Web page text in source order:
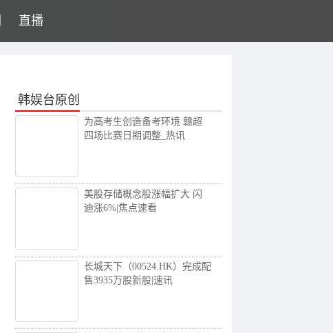
直播
韩娱台原创
为高考生创造备考环境 赣超
四场比赛日期调整_热讯
美股存储概念股涨幅扩大 闪
迪涨6%|焦点速看
长城天下（00524.HK）完成配
售3935万股新股|速讯